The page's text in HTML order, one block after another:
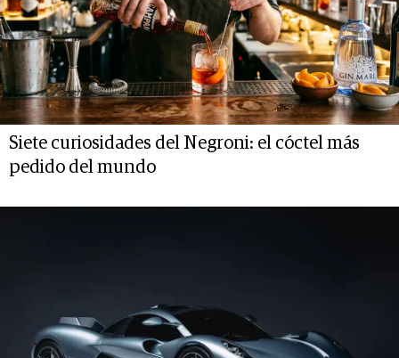
Siete curiosidades del Negroni: el cóctel más
pedido del mundo